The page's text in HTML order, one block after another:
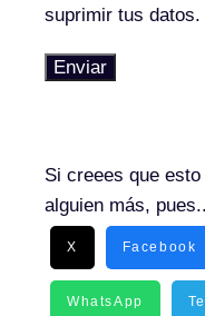
suprimir tus datos.
Enviar
Si creees que
alguien más,
X Facebook
WhatsApp